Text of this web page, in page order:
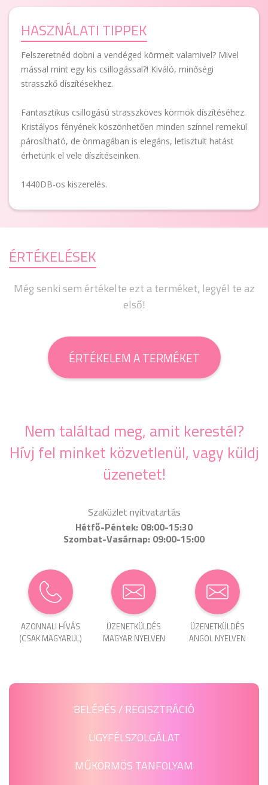
HASZNÁLATI TIPPEK
Felszeretnéd dobni a vendéged körmeit valamivel? Mivel
mással mint egy kis csillogással?! Kiváló, minőségi
strasszkő díszítésekhez.
Fantasztikus csillogású strasszköves körmök díszítéséhez.
Kristályos fényének köszönhetően minden színnel remekül
párosítható, de önmagában is elegáns, letisztult hatást
érhetünk el vele díszítéseinken.
1440DB-os kiszerelés.
ÉRTÉKELÉSEK
Még senki sem értékelte ezt a terméket, legyél te az
első!
ÉRTÉKELEM A TERMÉKET
Nem találtad meg, amit kerestél?
Hívj fel minket közvetlenül, vagy küldj
üzenetet!
Szaküzlet nyitvatartás
Hétfő-Péntek: 08:00-15:30
Szombat-Vasárnap: 09:00-15:00
AZONNALI HÍVÁS
(CSAK MAGYARUL)
ÜZENET­KÜLDÉS
MAGYAR NYELVEN
ÜZENET­KÜLDÉS
ANGOL NYELVEN
BELÉPÉS / REGISZTRÁCIÓ
ÜGYFÉLSZOLGÁLAT
MŰKÖRMÖS TANFOLYAM